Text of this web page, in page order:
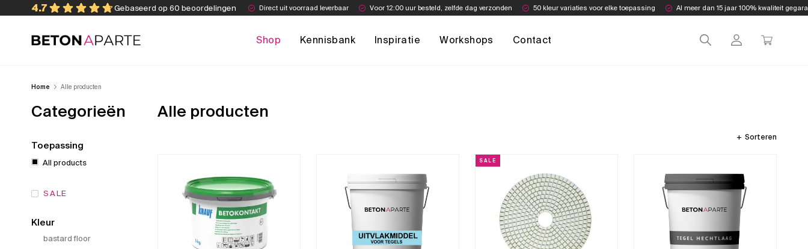
4.7 Gebaseerd op 60 beoordelingen Direct uit voorraad leverbaar Voor 12:00 uur besteld, zelfde dag verzonden 50 kleur variaties voor elke toepassing Al meer dan 15 jaar 100% kwaliteit
Beton Aparte Shop Kennisbank Inspiratie Workshops Contact
Home Alle producten
Categorieën
Toepassing
All products
SALE
Kleur
bastard floor
Alle producten
Sorteren
SALE